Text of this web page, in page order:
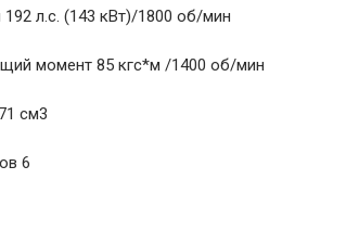
л.с. (143 кВт)/1800 об/мин
момент 85 кгс*м /1400 об/мин
см3
6